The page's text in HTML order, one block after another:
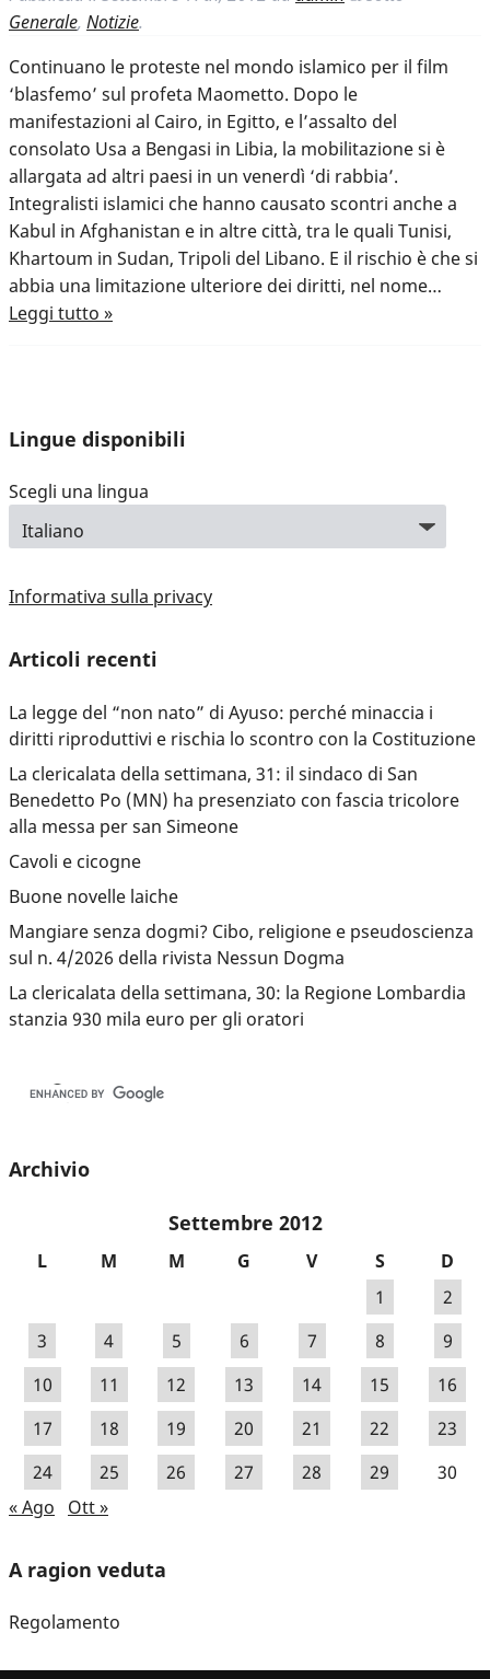
Generale, Notizie.
Continuano le proteste nel mondo islamico per il film
‘blasfemo’ sul profeta Maometto. Dopo le
manifestazioni al Cairo, in Egitto, e l’assalto del
consolato Usa a Bengasi in Libia, la mobilitazione si è
allargata ad altri paesi in un venerdì ‘di rabbia’.
Integralisti islamici che hanno causato scontri anche a
Kabul in Afghanistan e in altre città, tra le quali Tunisi,
Khartoum in Sudan, Tripoli del Libano. E il rischio è che si
abbia una limitazione ulteriore dei diritti, nel nome…
Leggi tutto »
Lingue disponibili
Scegli una lingua
Informativa sulla privacy
Articoli recenti
La legge del “non nato” di Ayuso: perché minaccia i
diritti riproduttivi e rischia lo scontro con la Costituzione
La clericalata della settimana, 31: il sindaco di San
Benedetto Po (MN) ha presenziato con fascia tricolore
alla messa per san Simeone
Cavoli e cicogne
Buone novelle laiche
Mangiare senza dogmi? Cibo, religione e pseudoscienza
sul n. 4/2026 della rivista Nessun Dogma
La clericalata della settimana, 30: la Regione Lombardia
stanzia 930 mila euro per gli oratori
Archivio
Settembre 2012
L M M G V S
D
1
2
3
4 5 6 7 8
9
10
11 12 13 14 15
16
17
18 19 20 21 22
23
24
25 26 27 28 29
30
« Ago
Ott »
A ragion veduta
Regolamento